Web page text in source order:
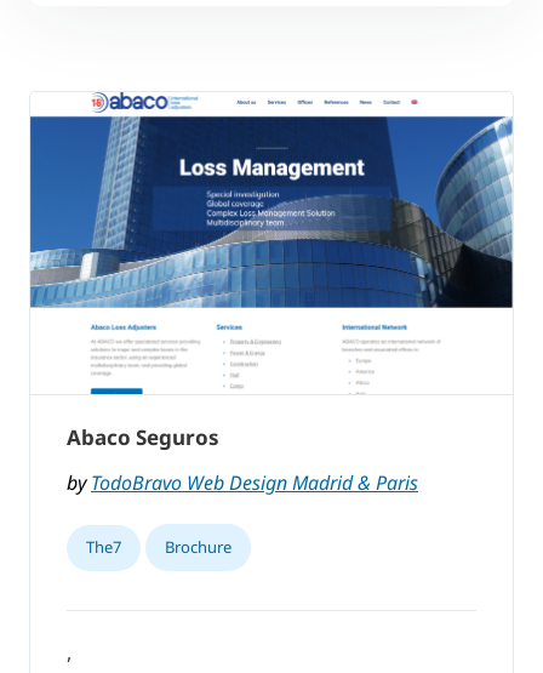
Abaco Seguros
byTodoBravo Web Design Madrid & Paris
The7 Brochure
,